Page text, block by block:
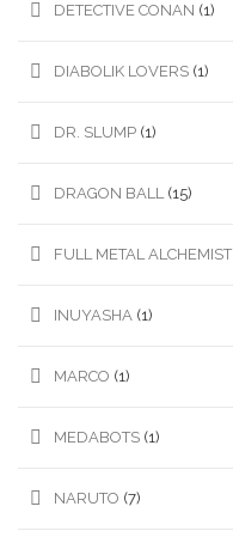
DETECTIVE CONAN (1)
DIABOLIK LOVERS (1)
DR. SLUMP (1)
DRAGON BALL (15)
FULL METAL ALCHEMIST
INUYASHA (1)
MARCO (1)
MEDABOTS (1)
NARUTO (7)